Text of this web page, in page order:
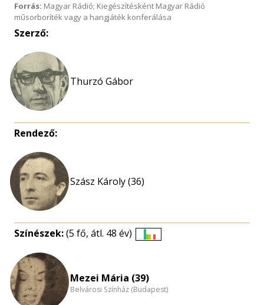
Forrás: Magyar Rádió; Kiegészítésként Magyar Rádió
műsorboríték vagy a hangjáték konferálása
Szerző:
Rendező:
Szász Károly (36)
Színészek:(5 fő, átl. 48 év)
nagyítása
Mezei Mária (39)
Belvárosi Színház (Budapest)